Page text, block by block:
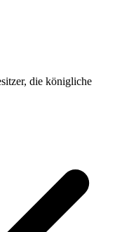
die königliche